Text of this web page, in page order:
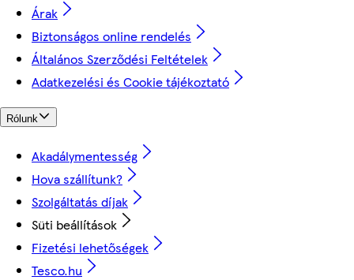
Árak
Biztonságos online rendelés
Általános Szerződési Feltételek
Adatkezelési és Cookie tájékoztató
Rólunk
Akadálymentesség
Hova szállítunk?
Szolgáltatás díjak
Süti beállítások
Fizetési lehetőségek
Tesco.hu